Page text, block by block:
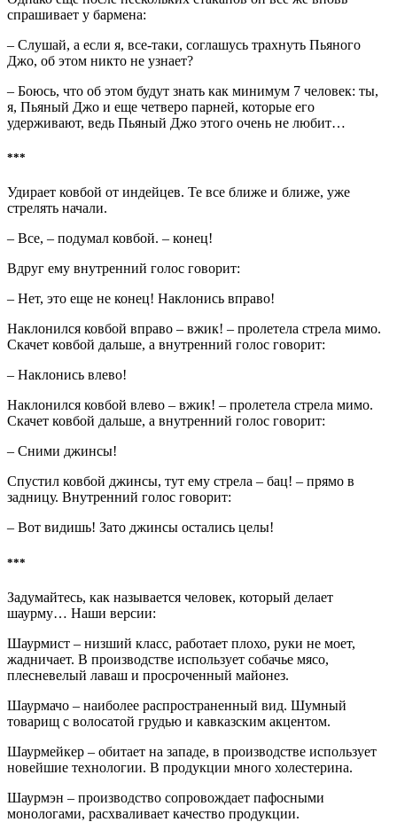
спрашивает у бармена:
– Слушай, а если я, все-таки, соглашусь трахнуть Пьяного
Джо, об этом никто не узнает?
– Боюсь, что об этом будут знать как минимум 7 человек: ты,
я, Пьяный Джо и еще четверо парней, которые его
удерживают, ведь Пьяный Джо этого очень не любит…
***
Удирает ковбой от индейцев. Те все ближе и ближе, уже
стрелять начали.
– Все, – подумал ковбой. – конец!
Вдруг ему внутренний голос говорит:
– Нет, это еще не конец! Наклонись вправо!
Наклонился ковбой вправо – вжик! – пролетела стрела мимо.
Скачет ковбой дальше, а внутренний голос говорит:
– Наклонись влево!
Наклонился ковбой влево – вжик! – пролетела стрела мимо.
Скачет ковбой дальше, а внутренний голос говорит:
– Сними джинсы!
Спустил ковбой джинсы, тут ему стрела – бац! – прямо в
задницу. Внутренний голос говорит:
– Вот видишь! Зато джинсы остались целы!
***
Задумайтесь, как называется человек, который делает
шаурму… Наши версии:
Шаурмист – низший класс, работает плохо, руки не моет,
жадничает. В производстве использует собачье мясо,
плесневелый лаваш и просроченный майонез.
Шаурмачо – наиболее распространенный вид. Шумный
товарищ с волосатой грудью и кавказским акцентом.
Шаурмейкер – обитает на западе, в производстве использует
новейшие технологии. В продукции много холестерина.
Шаурмэн – производство сопровождает пафосными
монологами, расхваливает качество продукции.